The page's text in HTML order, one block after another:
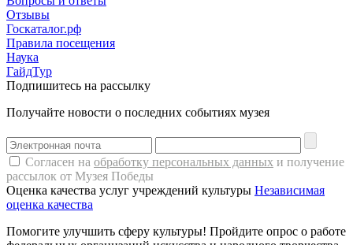
Отзывы
Госкаталог.рф
Правила посещения
Наука
ГайдТур
Подпишитесь на рассылку
Получайте новости о последних событиях музея
Согласен на обработку персональных данных и получение
рассылок от Музея Победы
Оценка качества услуг учреждений культуры Независимая
оценка качества
Помогите улучшить сферу культуры! Пройдите опрос о работе